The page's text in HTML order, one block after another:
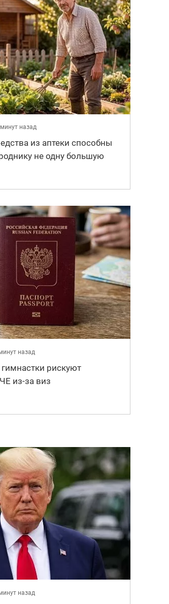
назад
из аптеки способны
не одну большую
назад
рискуют
из-за виз
назад